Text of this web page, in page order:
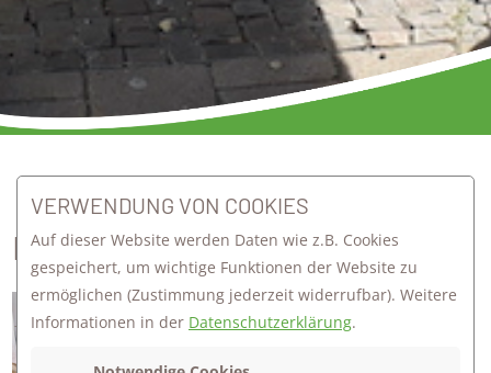
zurück zur Übersicht
DIE ORGEL UND DAS EIS
Jonathan Ferber (rechts im Bild mit
grünem Hemd) – ein Kirchenmusiker –
hat uns, der Klasse 7a in Begleitung
VERWENDUNG VON COOKIES
Auf dieser Website werden Daten wie z.B. Cookies
gespeichert, um wichtige Funktionen der Website zu
ermöglichen (Zustimmung jederzeit widerrufbar). Weitere
Informationen in der Datenschutzerklärung.